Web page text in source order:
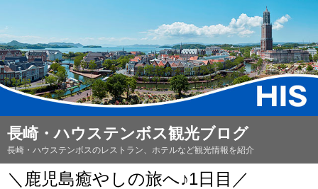
長崎・ハウステンボス観光ブログ
長崎・ハウステンボスのレストラン、ホテルなど観光情報を紹介
＼鹿児島癒やしの旅へ♪1日目／